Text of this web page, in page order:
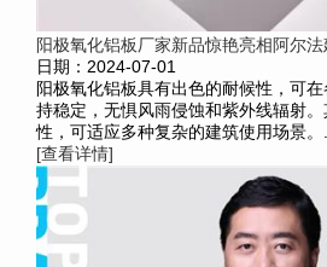
阳极氧化铝板厂家新品惊艳亮相阿尔法
日期：2024-07-01
阳极氧化铝板具有出色的耐候性，可
持稳定，无惧风雨侵蚀和紫外线辐射
性，可适应多种复杂的建筑使用场景。
[查看详情]